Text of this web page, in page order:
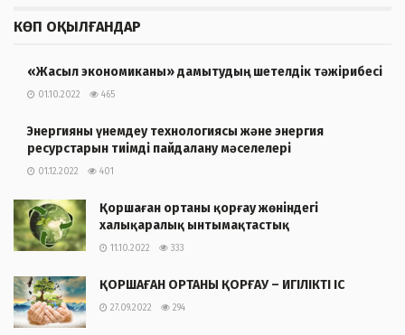
КӨП ОҚЫЛҒАНДАР
«Жасыл экономиканы» дамытудың шетелдік тәжірибесі
01.10.2022 465
Энергияны үнемдеу технологиясы және энергия
ресурстарын тиімді пайдалану мәселелері
01.12.2022 401
Қоршаған ортаны қорғау жөніндегі
халықаралық ынтымақтастық
11.10.2022 333
ҚОРШАҒАН ОРТАНЫ ҚОРҒАУ – ИГІЛІКТІ ІС
27.09.2022 294